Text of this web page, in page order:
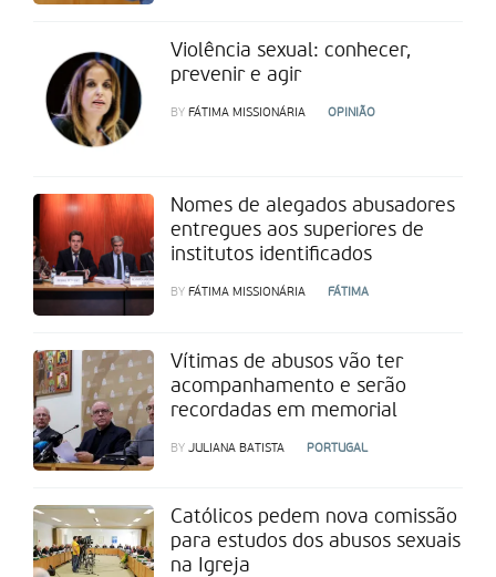
Violência sexual: conhecer,
prevenir e agir
BY FÁTIMA MISSIONÁRIA OPINIÃO
Nomes de alegados abusadores
entregues aos superiores de
institutos identificados
BYFÁTIMA MISSIONÁRIA FÁTIMA
Vítimas de abusos vão ter
acompanhamento e serão
recordadas em memorial
BYJULIANA BATISTA PORTUGAL
Católicos pedem nova comissão
para estudos dos abusos sexuais
na Igreja